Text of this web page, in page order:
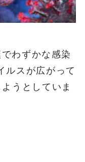
わずかな感染
ルスが広がって
うとしていま